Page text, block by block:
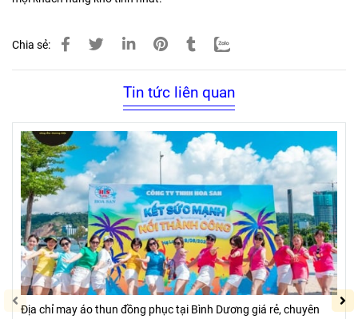
Chia sẻ:
Tin tức liên quan
Địa chỉ may áo thun đồng phục tại Bình Dương giá rẻ, chuyên